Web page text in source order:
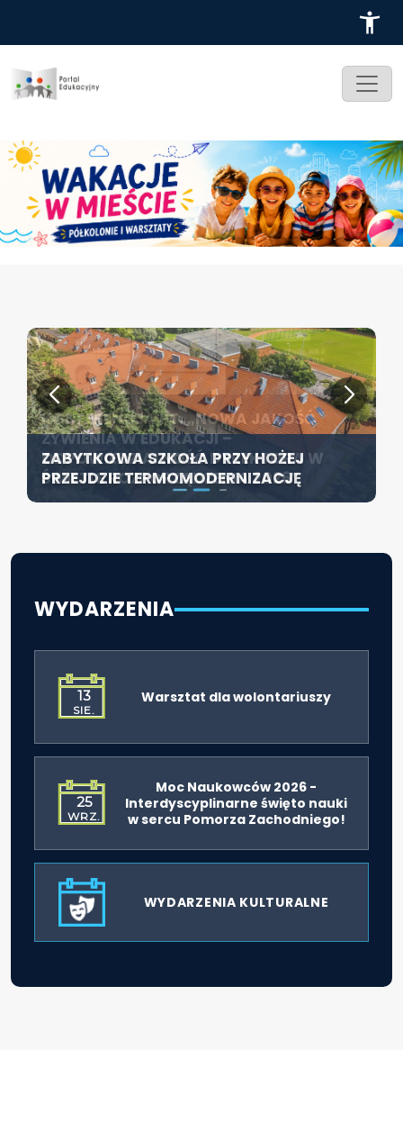
ZABYTKOWA SZKOŁA PRZY HOŻEJ
PRZEJDZIE TERMOMODERNIZACJĘ
KONFERENCJA PT. „NOWA JAKOŚĆ
ŻYWIENIA W EDUKACJI –
ODPOWIEDZIALNOŚĆ DYREKTORA W
ŚWIETLE ROZPORZĄDZENIA 2026”
SZCZECIN ROZWIJA EDUKACJĘ
WŁĄCZAJĄCĄ - NOWE
SPECJALISTYCZNE CENTRUM
ROZPOCZYNA DZIAŁALNOŚĆ
WYDARZENIA
13
SIE.
Warsztat dla wolontariuszy
25
WRZ.
Moc Naukowców 2026 -
Interdyscyplinarne święto nauki
w sercu Pomorza Zachodniego!
WYDARZENIA KULTURALNE